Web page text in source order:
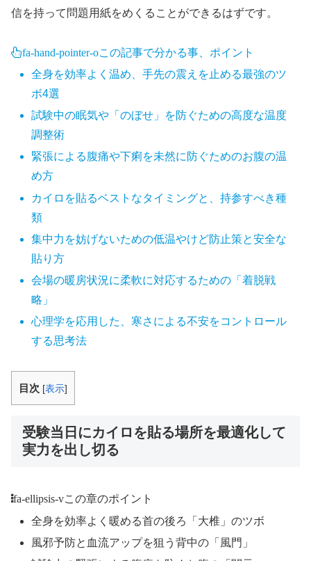
信を持って問題用紙をめくることができるはずです。
fa-hand-pointer-oこの記事で分かる事、ポイント
全身を効率よく温め、手先の震えを止める最強のツ
ボ4選
試験中の眠気や「のぼせ」を防ぐための高度な温度
調整術
緊張による腹痛や下痢を未然に防ぐためのお腹の温
め方
カイロを貼るベストなタイミングと、持参すべき種
類
集中力を妨げないための低温やけど防止策と安全な
貼り方
会場の暖房状況に柔軟に対応するための「着脱戦
略」
心理学を応用した、寒さによる不安をコントロール
する思考法
目次 [表示]
受験当日にカイロを貼る場所を最適化して
実力を出し切る
fa-ellipsis-vこの章のポイント
全身を効率よく暖める首の後ろ「大椎」のツボ
風邪予防と血流アップを狙う背中の「風門」